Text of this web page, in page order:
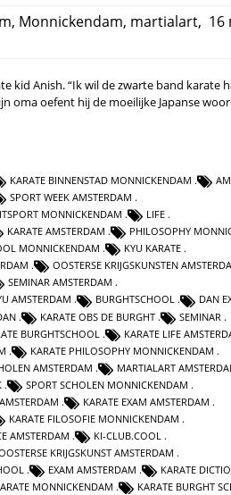
, Monnickendam, martialart, 16
kid Anish. “Ik wil de zwarte band karate
oma oefent hij de moeilijke Japanse
KARATE BINNENSTAD MONNICKENDAM
SPORT WEEK AMSTERDAM
MONNICKENDAM
LIFE
KARATE AMSTERDAM
PHILOSOPHY
MONNICKENDAM
KYU KARATE
OOSTERSE KRIJGSKUNSTEN
SEMINAR AMSTERDAM
AMSTERDAM BURGHTSCHOOL
DAN
KARATE OBS DE BURGHT
SEMINAR
BURGHTSCHOOL
KARATE LIFE
KARATE PHILOSOPHY MONNICKENDAM
AMSTERDAM
MARTIALART
SPORT SCHOLEN MONNICKENDAM
KARATE EXAM AMSTERDAM
KARATE FILOSOFIE MONNICKENDAM
AMSTERDAM
KI-CLUB.COOL
KRIJGSKUNST AMSTERDAM
EXAM AMSTERDAM
KARATE
MONNICKENDAM
KARATE BURGHT